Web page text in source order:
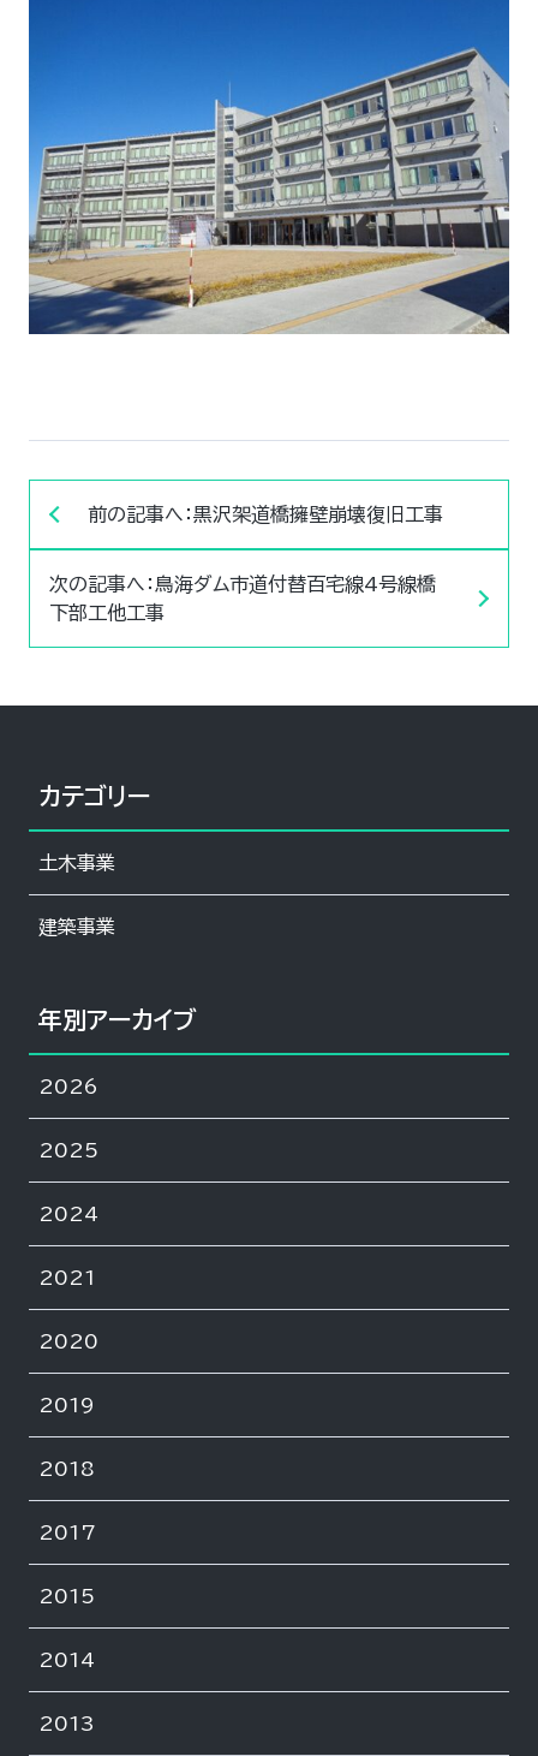
前の記事へ：黒沢架道橋擁壁崩壊復旧工事
次の記事へ：鳥海ダム市道付替百宅線4号線橋
下部工他工事
カテゴリー
土木事業
建築事業
年別アーカイブ
2026
2025
2024
2021
2020
2019
2018
2017
2015
2014
2013